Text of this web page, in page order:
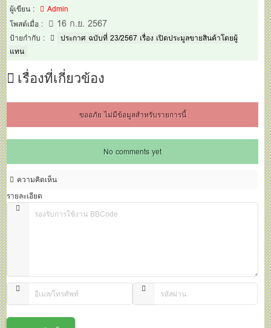
ผู้เขียน :
Admin
โพสต์เมื่อ :
16 ก.ย. 2567
ป้ายกำกับ :
ประกาศ ฉบับที่ 23/2567 เรื่อง เปิดประมูลขายสินค้าโดยผู้
แทน
เรื่องที่เกี่ยวข้อง
ขออภัย ไม่มีข้อมูลสำหรับรายการนี้
No comments yet
ความคิดเห็น
รายละเอียด